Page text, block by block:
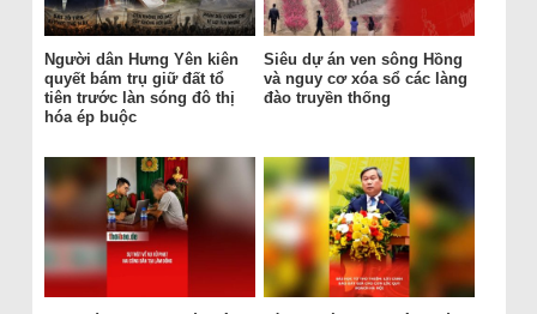
Người dân Hưng Yên kiên
quyết bám trụ giữ đất tổ
tiên trước làn sóng đô thị
hóa ép buộc
Siêu dự án ven sông Hồng
và nguy cơ xóa sổ các làng
đào truyền thống